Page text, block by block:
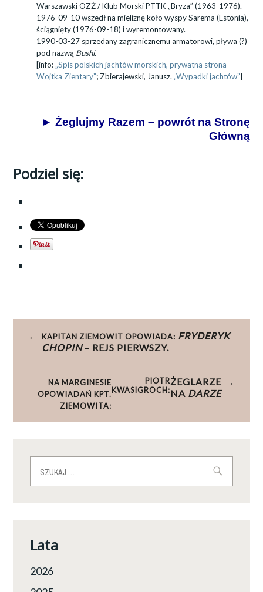
Warszawski OZŻ / Klub Morski PTTK „Bryza” (1963-1976).
1976-09-10 wszedł na mieliznę koło wyspy Sarema (Estonia),
ściągnięty (1976-09-18) i wyremontowany.
1990-03-27 sprzedany zagranicznemu armatorowi, pływa (?)
pod nazwą Bushi.
[info: „Spis polskich jachtów morskich, prywatna strona
Wojtka Zientary”; Zbierajewski, Janusz. „Wypadki jachtów”]
► Żeglujmy Razem – powrót na Stronę
Główną
Podziel się:
Nawigacja
wpisu
KAPITAN ZIEMOWIT OPOWIADA: FRYDERYK
CHOPIN– REJS PIERWSZY.
NA MARGINESIE
OPOWIADAŃ KPT.
ZIEMOWITA:
PIOTR
KWASIGROCH:
ŻEGLARZE
NA DARZE
Lata
2026